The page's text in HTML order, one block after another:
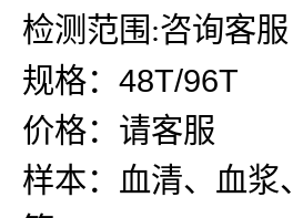
检测范围:咨询客服
规格：48T/96T
价格：请客服
样本：血清、血